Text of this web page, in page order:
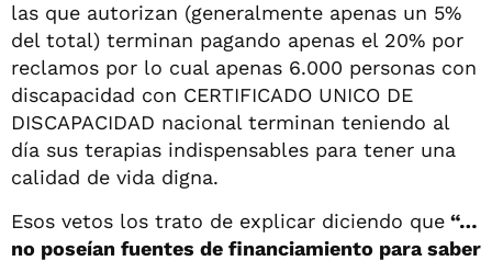
las que autorizan (generalmente apenas un 5%
del total) terminan pagando apenas el 20% por
reclamos por lo cual apenas 6.000 personas con
discapacidad con CERTIFICADO UNICO DE
DISCAPACIDAD nacional terminan teniendo al
día sus terapias indispensables para tener una
calidad de vida digna.
Esos vetos los trato de explicar diciendo que “…
no poseían fuentes de financiamiento para saber